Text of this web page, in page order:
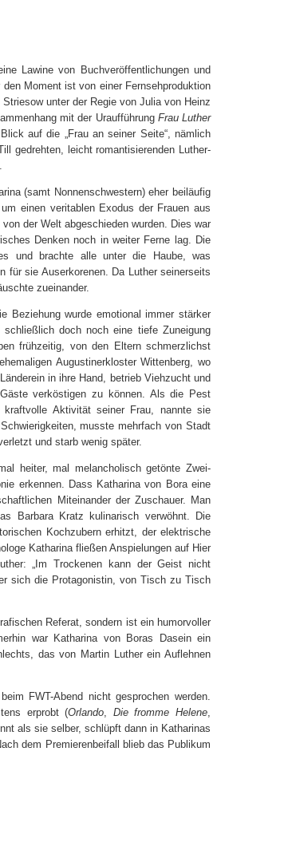
Lawine von Buchveröffentlichungen und
Moment ist von einer Fernsehproduktion
unter der Regie von Julia von Heinz
mit der Uraufführung Frau Luther
auf die „Frau an seiner Seite“, nämlich
gedrehten, leicht romantisierenden Luther-
(samt Nonnenschwestern) eher beiläufig
einen veritablen Exodus der Frauen aus
der Welt abgeschieden wurden. Dies war
Denken noch in weiter Ferne lag. Die
und brachte alle unter die Haube, was
für sie Auserkorenen. Da Luther seinerseits
zueinander.
Beziehung wurde emotional immer stärker
doch noch eine tiefe Zuneigung
frühzeitig, von den Eltern schmerzlichst
Augustinerkloster Wittenberg, wo
in ihre Hand, betrieb Viehzucht und
verköstigen zu können. Als die Pest
Aktivität seiner Frau, nannte sie
musste mehrfach von Stadt
und starb wenig später.
heiter, mal melancholisch getönte Zwei-
erkennen. Dass Katharina von Bora eine
Miteinander der Zuschauer. Man
Barbara Kratz kulinarisch verwöhnt. Die
Kochzubern erhitzt, der elektrische
Katharina fließen Anspielungen auf Hier
„Im Trockenen kann der Geist nicht
sich die Protagonistin, von Tisch zu Tisch
Referat, sondern ist ein humorvoller
war Katharina von Boras Dasein ein
das von Martin Luther ein Auflehnen
FWT-Abend nicht gesprochen werden.
erprobt (Orlando Die fromme Helene
als sie selber, schlüpft dann in Katharinas
dem Premierenbeifall blieb das Publikum